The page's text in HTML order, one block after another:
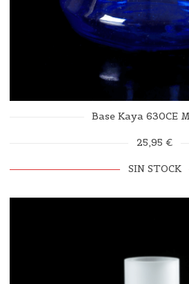
Base Kaya 630CE
25,95 €
SIN STOCK